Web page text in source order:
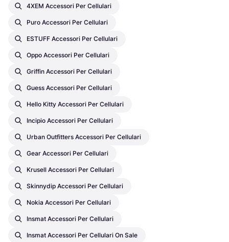
4XEM Accessori Per Cellulari
Puro Accessori Per Cellulari
ESTUFF Accessori Per Cellulari
Oppo Accessori Per Cellulari
Griffin Accessori Per Cellulari
Guess Accessori Per Cellulari
Hello Kitty Accessori Per Cellulari
Incipio Accessori Per Cellulari
Urban Outfitters Accessori Per Cellulari
Gear Accessori Per Cellulari
Krusell Accessori Per Cellulari
Skinnydip Accessori Per Cellulari
Nokia Accessori Per Cellulari
Insmat Accessori Per Cellulari
Insmat Accessori Per Cellulari On Sale